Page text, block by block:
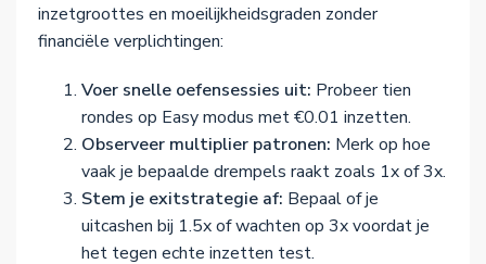
inzetgroottes en moeilijkheidsgraden zonder
financiële verplichtingen:
Voer snelle oefensessies uit: Probeer tien
rondes op Easy modus met €0.01 inzetten.
Observeer multiplier patronen: Merk op hoe
vaak je bepaalde drempels raakt zoals 1x of 3x.
Stem je exitstrategie af: Bepaal of je
uitcashen bij 1.5x of wachten op 3x voordat je
het tegen echte inzetten test.